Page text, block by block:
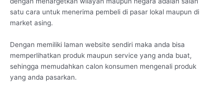
satu cara untuk menerima pembeli di pasar lokal maupun di
market asing.
Dengan memiliki laman website sendiri maka anda bisa
memperlihatkan produk maupun service yang anda buat,
sehingga memudahkan calon konsumen mengenali produk
yang anda pasarkan.